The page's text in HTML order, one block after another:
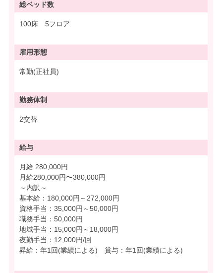
総ベッド数
100床 5フロア
雇用形態
常勤(正社員)
勤務体制
2交替
給与
月給 280,000円
月給280,000円〜380,000円
～内訳～
基本給：180,000円～272,000円
資格手当：35,000円～50,000円
職務手当：50,000円
地域手当：15,000円～18,000円
夜勤手当：12,000円/回
昇給：年1回(業績による) 賞与：年1回(業績による)